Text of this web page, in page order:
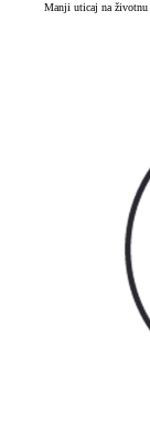
Manji uticaj na životnu